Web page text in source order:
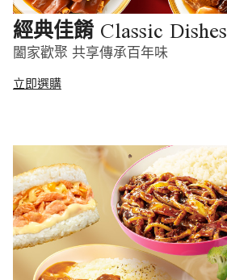
經典佳餚 Classic Dishes
闔家歡聚 共享傳承百年味
立即選購